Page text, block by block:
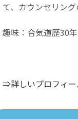
て、カウンセリング
趣味：合気道歴30
⇒詳しいプロフィー